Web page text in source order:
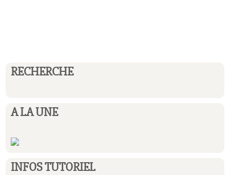
RECHERCHE
A LA UNE
INFOS TUTORIEL